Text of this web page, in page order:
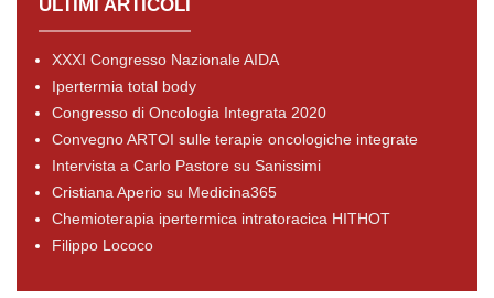
ULTIMI ARTICOLI
XXXI Congresso Nazionale AIDA
Ipertermia total body
Congresso di Oncologia Integrata 2020
Convegno ARTOI sulle terapie oncologiche integrate
Intervista a Carlo Pastore su Sanissimi
Cristiana Aperio su Medicina365
Chemioterapia ipertermica intratoracica HITHOT
Filippo Lococo